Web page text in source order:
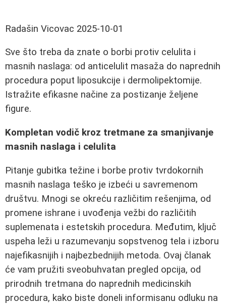
Radašin Vicovac 2025-10-01
Sve što treba da znate o borbi protiv celulita i
masnih naslaga: od anticelulit masaža do naprednih
procedura poput liposukcije i dermolipektomije.
Istražite efikasne načine za postizanje željene
figure.
Kompletan vodič kroz tretmane za smanjivanje
masnih naslaga i celulita
Pitanje gubitka težine i borbe protiv tvrdokornih
masnih naslaga teško je izbeći u savremenom
društvu. Mnogi se okreću različitim rešenjima, od
promene ishrane i uvođenja vežbi do različitih
suplemenata i estetskih procedura. Međutim, ključ
uspeha leži u razumevanju sopstvenog tela i izboru
najefikasnijih i najbezbednijih metoda. Ovaj članak
će vam pružiti sveobuhvatan pregled opcija, od
prirodnih tretmana do naprednih medicinskih
procedura, kako biste doneli informisanu odluku na